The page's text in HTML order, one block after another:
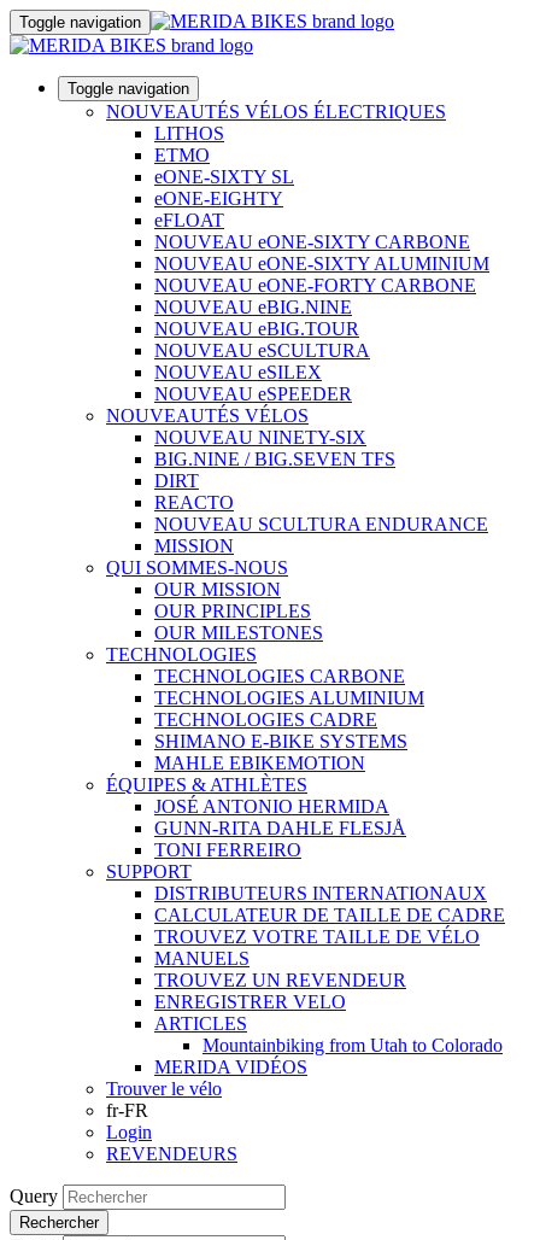
Toggle navigation
Toggle navigation
NOUVEAUTÉS VÉLOS ÉLECTRIQUES
LITHOS
ETMO
eONE-SIXTY SL
eONE-EIGHTY
eFLOAT
NOUVEAU eONE-SIXTY CARBONE
NOUVEAU eONE-SIXTY ALUMINIUM
NOUVEAU eONE-FORTY CARBONE
NOUVEAU eBIG.NINE
NOUVEAU eBIG.TOUR
NOUVEAU eSCULTURA
NOUVEAU eSILEX
NOUVEAU eSPEEDER
NOUVEAUTÉS VÉLOS
NOUVEAU NINETY-SIX
BIG.NINE / BIG.SEVEN TFS
DIRT
REACTO
NOUVEAU SCULTURA ENDURANCE
MISSION
QUI SOMMES-NOUS
OUR MISSION
OUR PRINCIPLES
OUR MILESTONES
TECHNOLOGIES
TECHNOLOGIES CARBONE
TECHNOLOGIES ALUMINIUM
TECHNOLOGIES CADRE
SHIMANO E-BIKE SYSTEMS
MAHLE EBIKEMOTION
ÉQUIPES & ATHLÈTES
JOSÉ ANTONIO HERMIDA
GUNN-RITA DAHLE FLESJÅ
TONI FERREIRO
SUPPORT
DISTRIBUTEURS INTERNATIONAUX
CALCULATEUR DE TAILLE DE CADRE
TROUVEZ VOTRE TAILLE DE VÉLO
MANUELS
TROUVEZ UN REVENDEUR
ENREGISTRER VELO
ARTICLES
Mountainbiking from Utah to Colorado
MERIDA VIDÉOS
Trouver le vélo
fr-FR
Login
REVENDEURS
Query
Rechercher